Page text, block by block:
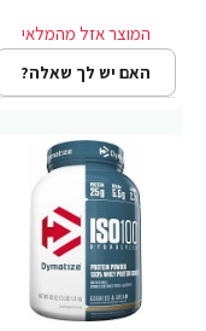
האם יש לך שאלה?